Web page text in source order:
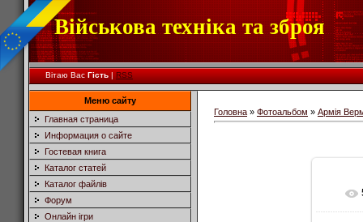
Військова техніка та зброя
Вітаю Вас Гість|RSS
Меню сайту
Главная страница
Информация о сайте
Гостевая книга
Каталог статей
Каталог файлів
Форум
Онлайн ігри
Головна » Фотоальбом » Армія